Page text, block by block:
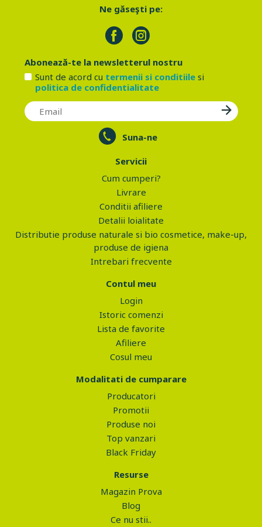
Ne găseşti pe:
Abonează-te la newsletterul nostru
Sunt de acord cu termenii si conditiilesi
politica de confidentialitate
Suna-ne
Servicii
Cum cumperi?
Livrare
Conditii afiliere
Detalii loialitate
Distributie produse naturale si bio cosmetice, make-up,
produse de igiena
Intrebari frecvente
Contul meu
Login
Istoric comenzi
Lista de favorite
Afiliere
Cosul meu
Modalitati de cumparare
Producatori
Promotii
Produse noi
Top vanzari
Black Friday
Resurse
Magazin Prova
Blog
Ce nu stii..